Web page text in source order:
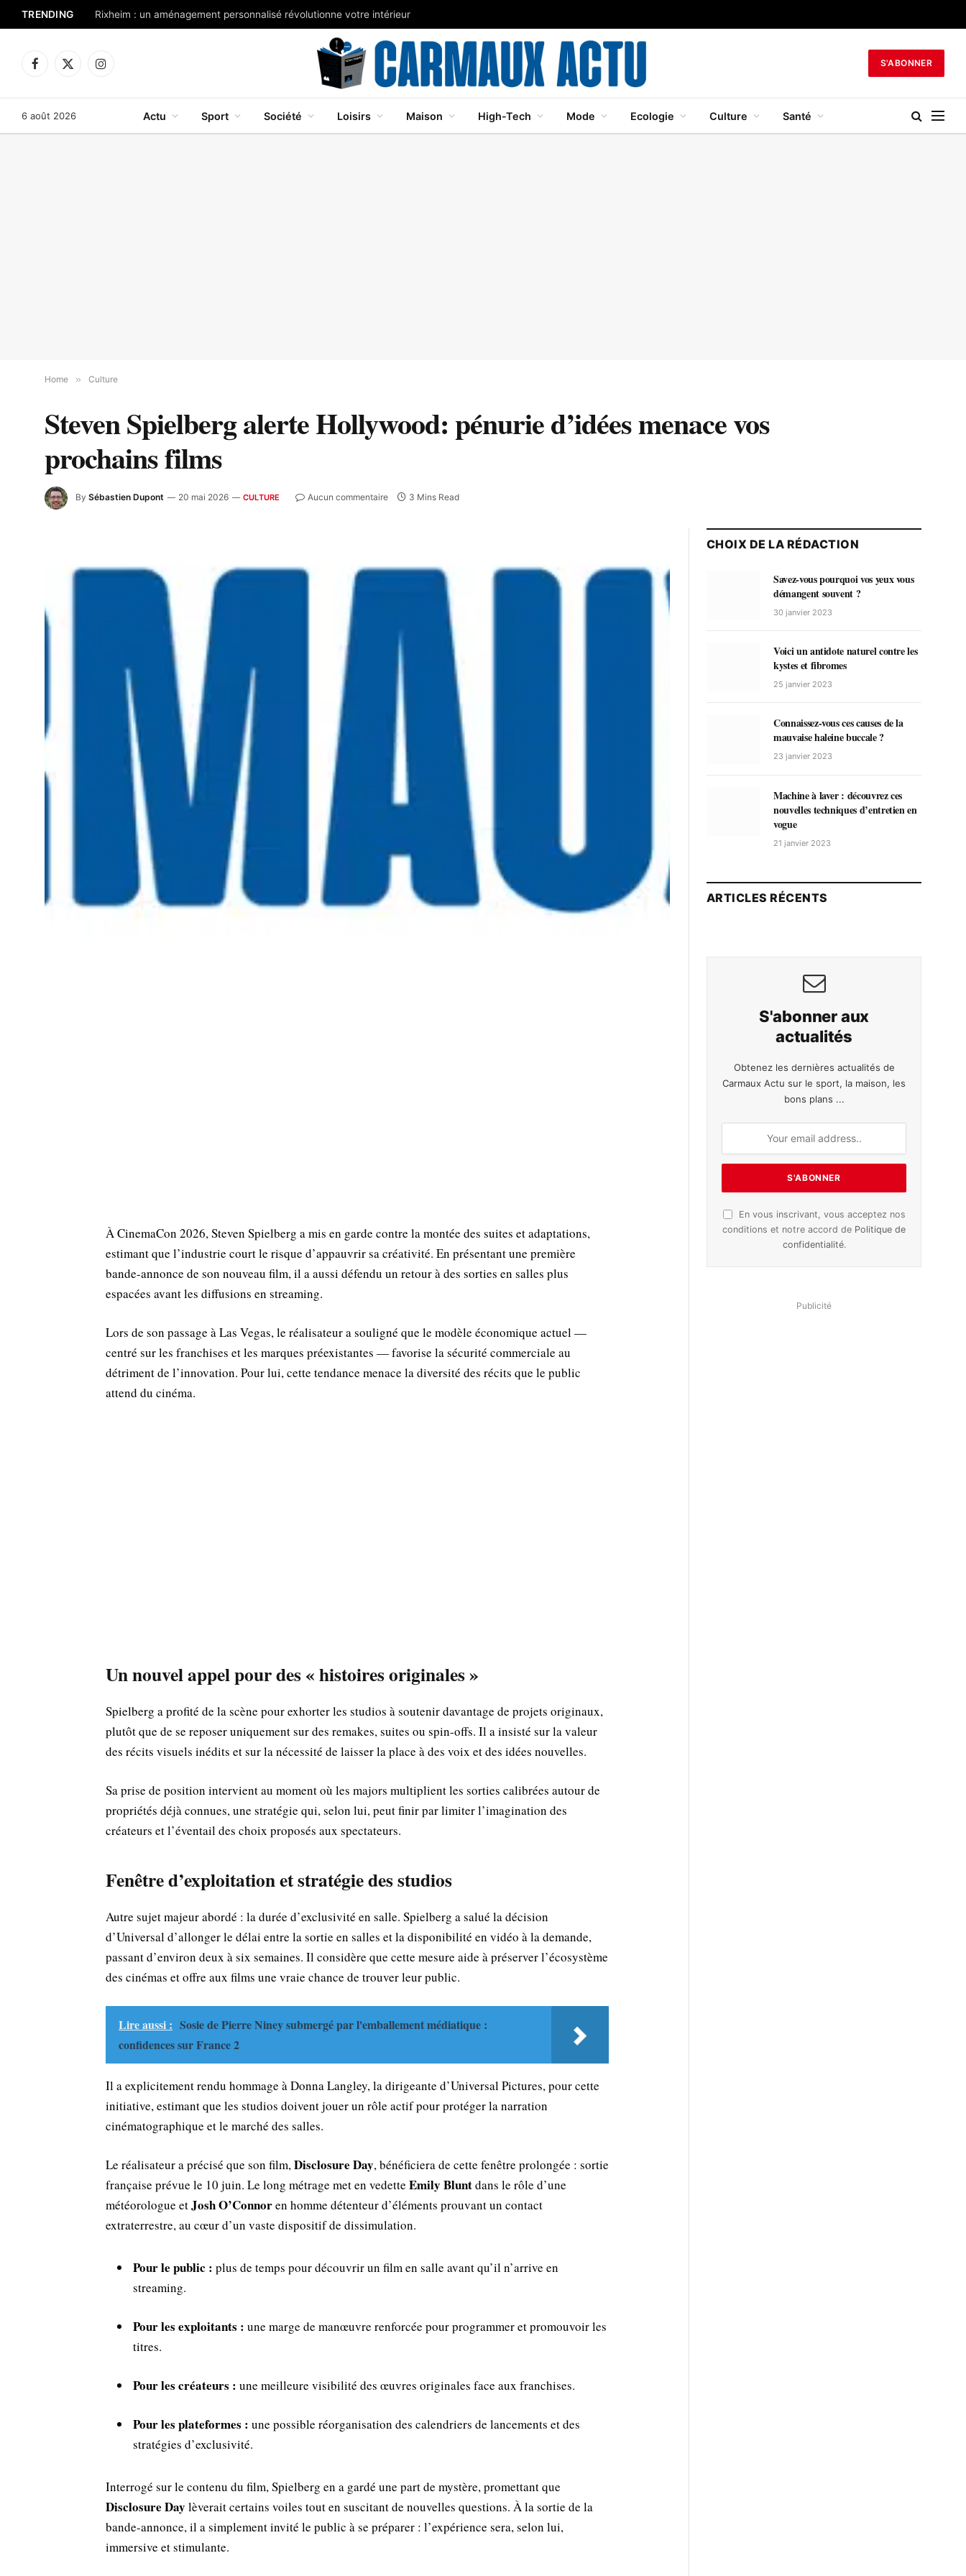
TRENDING Rixheim : un aménagement personnalisé révolutionne votre intérieur
Facebook
X
Instagram
S'ABONNER
6 août 2026 Actu Sport Société Loisirs Maison High-Tech Mode Ecologie Culture Santé
Home » Culture
Steven Spielberg alerte Hollywood: pénurie d’idées menace vos
prochains films
By Sébastien Dupont 20 mai 2026 CULTURE Aucun commentaire 3 Mins Read
À CinemaCon 2026, Steven Spielberg a mis en garde contre la montée des suites et adaptations,
estimant que l’industrie court le risque d’appauvrir sa créativité. En présentant une première
bande-annonce de son nouveau film, il a aussi défendu un retour à des sorties en salles plus
espacées avant les diffusions en streaming.
Lors de son passage à Las Vegas, le réalisateur a souligné que le modèle économique actuel —
centré sur les franchises et les marques préexistantes — favorise la sécurité commerciale au
détriment de l’innovation. Pour lui, cette tendance menace la diversité des récits que le public
attend du cinéma.
Un nouvel appel pour des « histoires originales »
Spielberg a profité de la scène pour exhorter les studios à soutenir davantage de projets originaux,
plutôt que de se reposer uniquement sur des remakes, suites ou spin-offs. Il a insisté sur la valeur
des récits visuels inédits et sur la nécessité de laisser la place à des voix et des idées nouvelles.
Sa prise de position intervient au moment où les majors multiplient les sorties calibrées autour de
propriétés déjà connues, une stratégie qui, selon lui, peut finir par limiter l’imagination des
créateurs et l’éventail des choix proposés aux spectateurs.
Fenêtre d’exploitation et stratégie des studios
Autre sujet majeur abordé : la durée d’exclusivité en salle. Spielberg a salué la décision
d’Universal d’allonger le délai entre la sortie en salles et la disponibilité en vidéo à la demande,
passant d’environ deux à six semaines. Il considère que cette mesure aide à préserver l’écosystème
des cinémas et offre aux films une vraie chance de trouver leur public.
Lire aussi : Sosie de Pierre Niney submergé par l'emballement médiatique :
confidences sur France 2
Il a explicitement rendu hommage à Donna Langley, la dirigeante d’Universal Pictures, pour cette
initiative, estimant que les studios doivent jouer un rôle actif pour protéger la narration
cinématographique et le marché des salles.
Le réalisateur a précisé que son film,Disclosure Day, bénéficiera de cette fenêtre prolongée : sortie
française prévue le 10 juin. Le long métrage met en vedette Emily Bluntdans le rôle d’une
météorologue etJosh O’Connoren homme détenteur d’éléments prouvant un contact
extraterrestre, au cœur d’un vaste dispositif de dissimulation.
Pour le public : plus de temps pour découvrir un film en salle avant qu’il n’arrive en
streaming.
Pour les exploitants : une marge de manœuvre renforcée pour programmer et promouvoir les
titres.
Pour les créateurs : une meilleure visibilité des œuvres originales face aux franchises.
Pour les plateformes : une possible réorganisation des calendriers de lancements et des
stratégies d’exclusivité.
Interrogé sur le contenu du film, Spielberg en a gardé une part de mystère, promettant que
Disclosure Day lèverait certains voiles tout en suscitant de nouvelles questions. À la sortie de la
bande-annonce, il a simplement invité le public à se préparer : l’expérience sera, selon lui,
immersive et stimulante.
CHOIX DE LA RÉDACTION
Savez-vous pourquoi vos yeux vous
démangent souvent ?
30 janvier 2023
Voici un antidote naturel contre les
kystes et fibromes
25 janvier 2023
Connaissez-vous ces causes de la
mauvaise haleine buccale ?
23 janvier 2023
Machine à laver : découvrez ces
nouvelles techniques d’entretien en
vogue
21 janvier 2023
ARTICLES RÉCENTS
S'abonner aux
actualités
Obtenez les dernières actualités de
Carmaux Actu sur le sport, la maison, les
bons plans ...
En vous inscrivant, vous acceptez nos
conditions et notre accord de Politique de
confidentialité.
Publicité